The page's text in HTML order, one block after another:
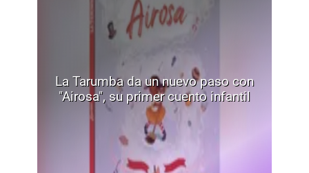
La Tarumba da un nuevo paso con
"Airosa", su primer cuento infantil